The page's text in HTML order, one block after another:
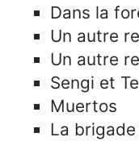
Dans la
Un autre
Un autre
Sengi et
Muertos
La